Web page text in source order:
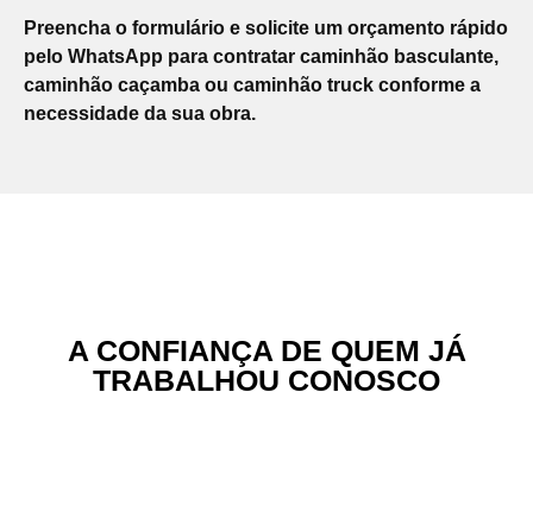
Preencha o formulário e solicite um orçamento rápido
pelo WhatsApp para contratar caminhão basculante,
caminhão caçamba ou caminhão truck conforme a
necessidade da sua obra.
A CONFIANÇA DE QUEM JÁ
TRABALHOU CONOSCO